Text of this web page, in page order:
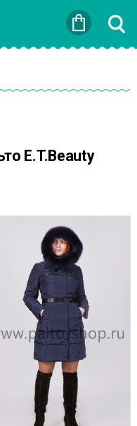
E.T.Beauty